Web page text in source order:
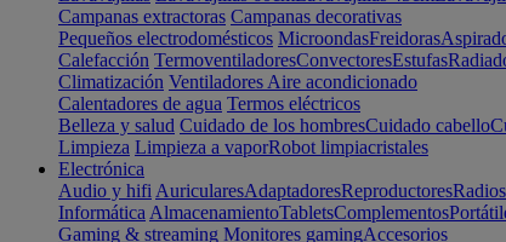
Campanas extractoras Campanas decorativas
Pequeños electrodomésticos MicroondasFreidoras
Calefacción TermoventiladoresConvectoresEstufas
Climatización Ventiladores Aire acondicionado
Calentadores de agua Termos eléctricos
Belleza y salud Cuidado de los hombresCuidado cabello
Limpieza Limpieza a vaporRobot limpiacristales
Electrónica
Audio y hifi AuricularesAdaptadoresReproductoresRadios
Informática AlmacenamientoTabletsComplementos
Gaming & streaming Monitores gamingAccesorios